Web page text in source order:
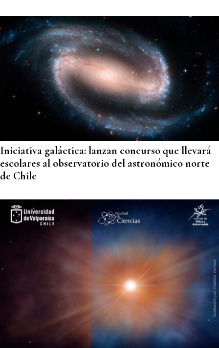
Iniciativa galáctica: lanzan concurso que llevará
escolares al observatorio del astronómico norte
de Chile